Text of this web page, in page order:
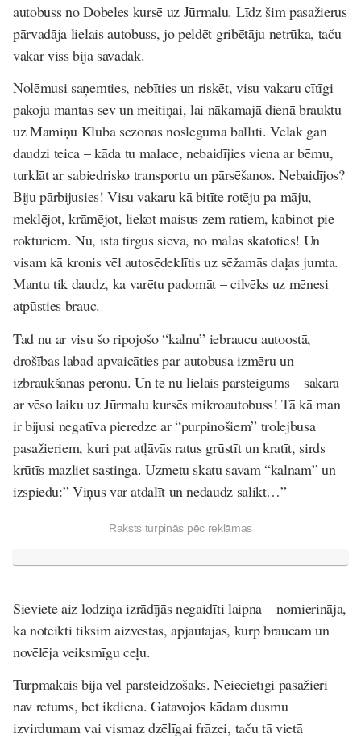
autobuss no Dobeles kursē uz Jūrmalu. Līdz šim pasažierus
pārvadāja lielais autobuss, jo peldēt gribētāju netrūka, taču
vakar viss bija savādāk.
Nolēmusi saņemties, nebīties un riskēt, visu vakaru cītīgi
pakoju mantas sev un meitiņai, lai nākamajā dienā brauktu
uz Māmiņu Kluba sezonas noslēguma ballīti. Vēlāk gan
daudzi teica – kāda tu malace, nebaidījies viena ar bērnu,
turklāt ar sabiedrisko transportu un pārsēšanos. Nebaidījos?
Biju pārbijusies!Visu vakaru kā bitīte rotēju pa māju,
meklējot, krāmējot, liekot maisus zem ratiem, kabinot pie
rokturiem. Nu, īsta tirgus sieva, no malas skatoties! Un
visam kā kronis vēl autosēdeklītis uz sēžamās daļas jumta.
Mantu tik daudz, ka varētu padomāt – cilvēks uz mēnesi
atpūsties brauc.
Tad nu ar visu šo ripojošo “kalnu” iebraucu autoostā,
drošības labad apvaicāties par autobusa izmēru un
izbraukšanas peronu. Un te nu lielais pārsteigums – sakarā
ar vēso laiku uz Jūrmalu kursēs mikroautobuss! Tā kā man
ir bijusi negatīva pieredze ar “purpinošiem” trolejbusa
pasažieriem, kuri pat atļāvās ratus grūstīt un kratīt, sirds
krūtīs mazliet sastinga. Uzmetu skatu savam “kalnam” un
izspiedu:” Viņus var atdalīt un nedaudz salikt…”
Raksts turpinās pēc reklāmas
Sieviete aiz lodziņa izrādījās negaidīti laipna – nomierināja,
ka noteikti tiksim aizvestas, apjautājās, kurp braucam un
novēlēja veiksmīgu ceļu.
Turpmākais bija vēl pārsteidzošāks. Neiecietīgi pasažieri
nav retums, bet ikdiena. Gatavojos kādam dusmu
izvirdumam vai vismaz dzēlīgai frāzei, taču tā vietā